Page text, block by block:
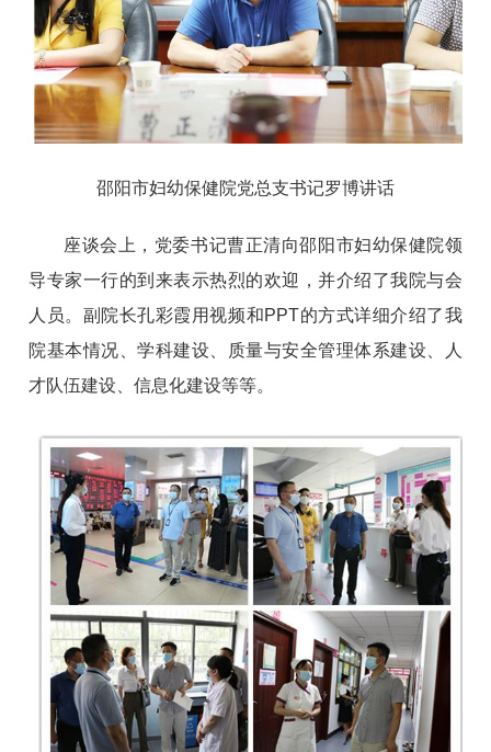
邵阳市妇幼保健院党总支书记罗博讲话
座谈会上，党委书记曹正清向邵阳市妇幼保健院领
导专家一行的到来表示热烈的欢迎，并介绍了我院与会
人员。 副院长孔彩霞用视频和PPT的方式详细介绍了我
院基本情况、学科建设、质量与安全管理体系建设、人
才队伍建设、信息化建设等等。